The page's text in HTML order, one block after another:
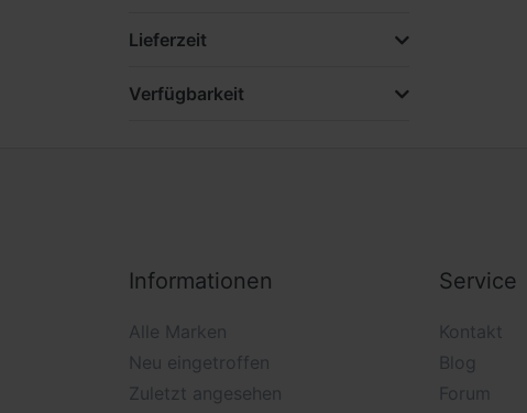
Lieferzeit
Verfügbarkeit
Informationen
Alle Marken
Neu eingetroffen
Zuletzt angesehen
Service
Kontakt
Blog
Forum